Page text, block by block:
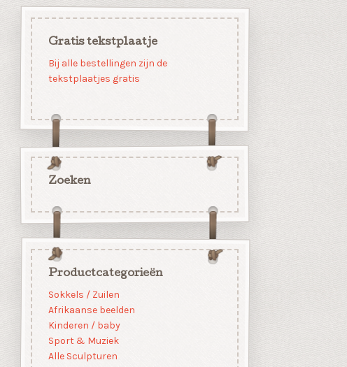
Gratis tekstplaatje
Bij alle bestellingen zijn de
tekstplaatjes gratis
Zoeken
Productcategorieën
Sokkels / Zuilen
Afrikaanse beelden
Kinderen / baby
Sport & Muziek
Alle Sculpturen